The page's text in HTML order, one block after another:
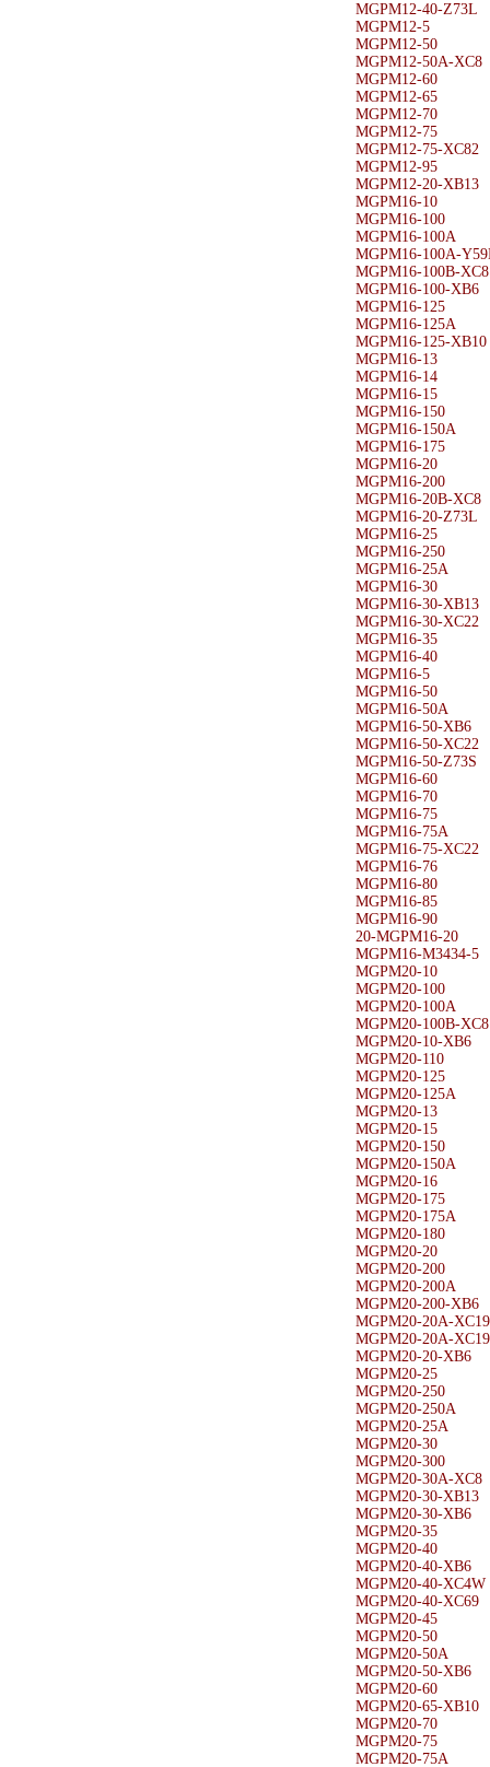
MGPM12-40-Z73L
MGPM12-5
MGPM12-50
MGPM12-50A-XC8
MGPM12-60
MGPM12-65
MGPM12-70
MGPM12-75
MGPM12-75-XC82
MGPM12-95
MGPM12-20-XB13
MGPM16-10
MGPM16-100
MGPM16-100A
MGPM16-100A-
MGPM16-100B-XC8
MGPM16-100-XB6
MGPM16-125
MGPM16-125A
MGPM16-125-XB10
MGPM16-13
MGPM16-14
MGPM16-15
MGPM16-150
MGPM16-150A
MGPM16-175
MGPM16-20
MGPM16-200
MGPM16-20B-XC8
MGPM16-20-Z73L
MGPM16-25
MGPM16-250
MGPM16-25A
MGPM16-30
MGPM16-30-XB13
MGPM16-30-XC22
MGPM16-35
MGPM16-40
MGPM16-5
MGPM16-50
MGPM16-50A
MGPM16-50-XB6
MGPM16-50-XC22
MGPM16-50-Z73S
MGPM16-60
MGPM16-70
MGPM16-75
MGPM16-75A
MGPM16-75-XC22
MGPM16-76
MGPM16-80
MGPM16-85
MGPM16-90
20-MGPM16-20
MGPM16-M3434-5
MGPM20-10
MGPM20-100
MGPM20-100A
MGPM20-100B-XC8
MGPM20-10-XB6
MGPM20-110
MGPM20-125
MGPM20-125A
MGPM20-13
MGPM20-15
MGPM20-150
MGPM20-150A
MGPM20-16
MGPM20-175
MGPM20-175A
MGPM20-180
MGPM20-20
MGPM20-200
MGPM20-200A
MGPM20-200-XB6
MGPM20-20A-XC19
MGPM20-20A-XC19
MGPM20-20-XB6
MGPM20-25
MGPM20-250
MGPM20-250A
MGPM20-25A
MGPM20-30
MGPM20-300
MGPM20-30A-XC8
MGPM20-30-XB13
MGPM20-30-XB6
MGPM20-35
MGPM20-40
MGPM20-40-XB6
MGPM20-40-XC4W
MGPM20-40-XC69
MGPM20-45
MGPM20-50
MGPM20-50A
MGPM20-50-XB6
MGPM20-60
MGPM20-65-XB10
MGPM20-70
MGPM20-75
MGPM20-75A